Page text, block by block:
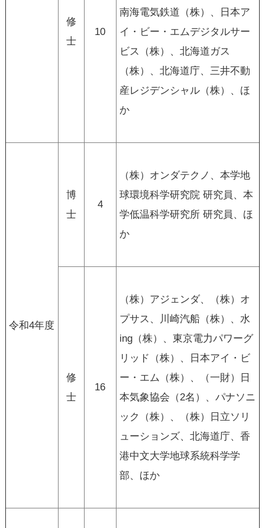
修
士
10
南海電気鉄道（株）、日本ア
イ・ビー・エムデジタルサー
ビス（株）、北海道ガス
（株）、北海道庁、三井不動
産レジデンシャル（株）、ほ
か
令和4年度
博
士
4
（株）オンダテクノ、本学地
球環境科学研究院 研究員、本
学低温科学研究所 研究員、ほ
か
修
士
16
（株）アジェンダ、（株）オ
プサス、川崎汽船（株）、水
ing（株）、東京電力パワーグ
リッド（株）、日本アイ・ビ
ー・エム（株）、（一財）日
本気象協会（2名）、パナソニ
ック（株）、（株）日立ソリ
ューションズ、北海道庁、香
港中文大学地球系統科学学
部、ほか